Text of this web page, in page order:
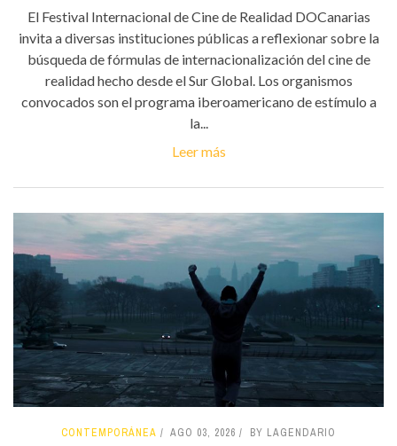
El Festival Internacional de Cine de Realidad DOCanarias
invita a diversas instituciones públicas a reflexionar sobre la
búsqueda de fórmulas de internacionalización del cine de
realidad hecho desde el Sur Global. Los organismos
convocados son el programa iberoamericano de estímulo a
la...
Leer más
CONTEMPORÁNEA AGO 03, 2026 BY LAGENDARIO